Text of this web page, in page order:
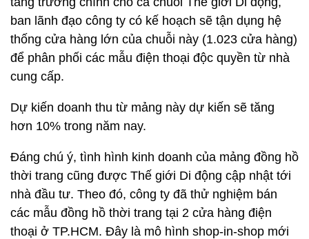
ban lãnh đạo công ty có kế hoạch sẽ tận dụng hệ
thống cửa hàng lớn của chuỗi này (1.023 cửa hàng)
để phân phối các mẫu điện thoại độc quyền từ nhà
cung cấp.
Dự kiến doanh thu từ mảng này dự kiến sẽ tăng
hơn 10% trong năm nay.
Đáng chú ý, tình hình kinh doanh của mảng đồng hồ
thời trang cũng được Thế giới Di động cập nhật tới
nhà đầu tư. Theo đó, công ty đã thử nghiệm bán
các mẫu đồng hồ thời trang tại 2 cửa hàng điện
thoại ở TP.HCM. Đây là mô hình shop-in-shop mới